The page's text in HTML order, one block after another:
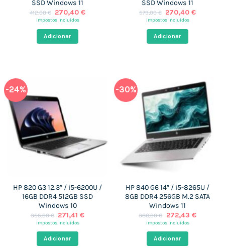
SSD Windows 11
412,00€ O
preço
era:
412,00 €.
270,40€O
impostos incluídos
Adicionar
SSD Windows 11
579,00€ O
preço
era:
579,00 €.
270,40€O
impostos incluídos
Adicionar
-24%
HP 820 G3 12.3″ / i5-6200U /
16GB DDR4 512GB SSD
Windows 10
355,00€ O
preço
era:
355,00 €.
271,41€O
impostos incluídos
Adicionar
-30%
HP 840 G6 14″ / i5-8265U /
8GB DDR4 256GB M.2 SATA
Windows 11
388,00€
O
preço
era:
388,00 €.
272,43 €O
impostos incluídos
Adicionar